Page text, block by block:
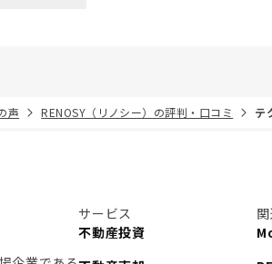
声 RENOSY（リノシー）の評判・口コミ テ
サービス
不動産投資